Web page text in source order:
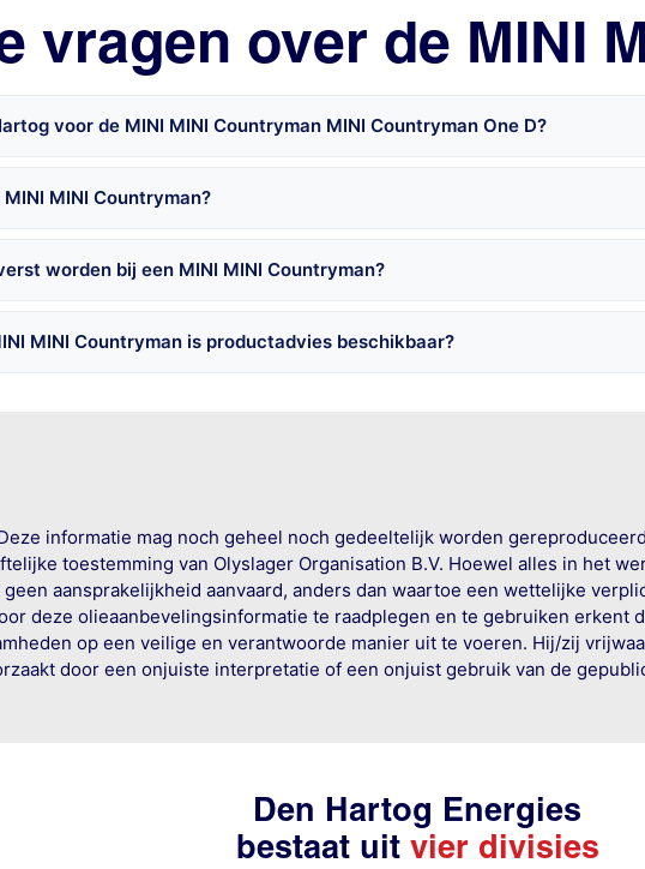
vragen over de MINI
voor de MINI MINI Countryman MINI Countryman One D?
MINI Countryman?
worden bij een MINI MINI Countryman?
MINI Countryman is productadvies beschikbaar?
informatie mag noch geheel noch gedeeltelijk worden
toestemming van Olyslager Organisation B.V. Hoewel alles in het
aansprakelijkheid aanvaard, anders dan waartoe een wettelijke
deze olieaanbevelingsinformatie te raadplegen en te gebruiken erkent
op een veilige en verantwoorde manier uit te voeren. Hij/zij
door een onjuiste interpretatie of een onjuist gebruik van de
Den Hartog Energies
bestaat uit vier divisies